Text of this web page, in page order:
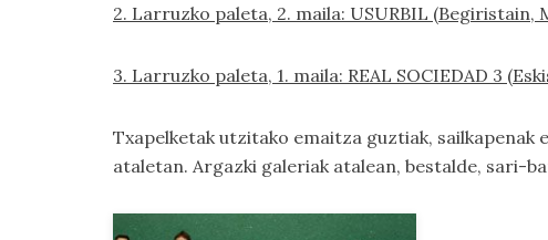
2. Larruzko paleta, 2. maila: USURBIL
3. Larruzko paleta, 1. maila: REAL SOCIEDAD 3
Txapelketak utzitako emaitza guztiak,
ataletan. Argazki galeriakatalean, bestalde, sari-